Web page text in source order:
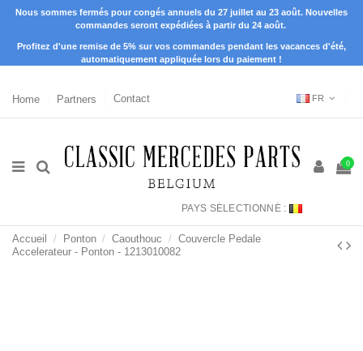
Nous sommes fermés pour congés annuels du 27 juillet au 23 août. Nouvelles
commandes seront expédiées à partir du 24 août.
Profitez d'une remise de 5% sur vos commandes pendant les vacances d'été,
automatiquement appliquée lors du paiement !
Home Partners Contact FR
0
PAYS SÉLECTIONNÉ :
Accueil Ponton Caouthouc
Couvercle Pedale
Accelerateur - Ponton - 1213010082